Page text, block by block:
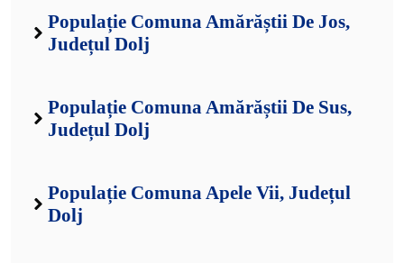
Populație Comuna Amărăștii De Jos,
Județul Dolj
Populație Comuna Amărăștii De Sus,
Județul Dolj
Populație Comuna Apele Vii, Județul
Dolj